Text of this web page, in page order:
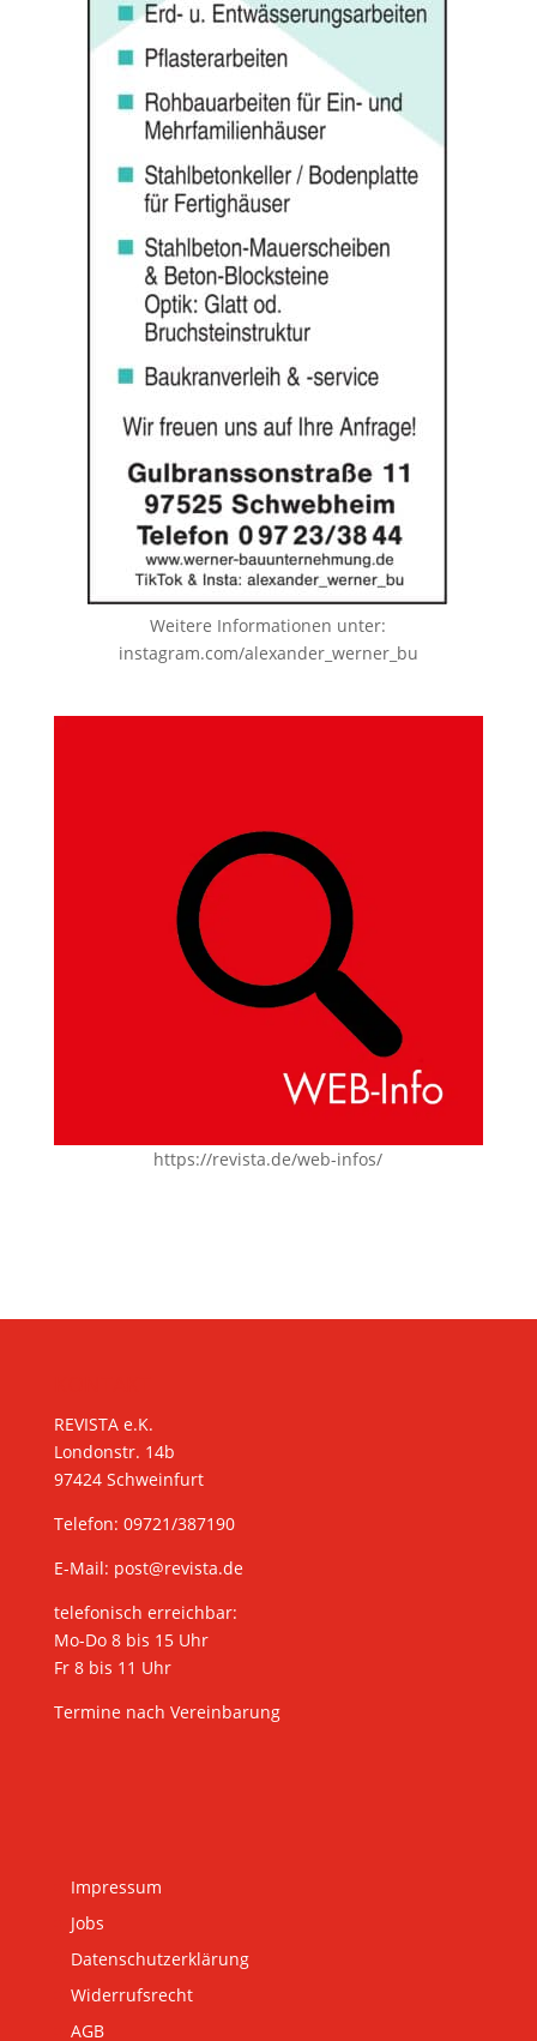
Weitere Informationen unter:
instagram.com/alexander_werner_bu
https://revista.de/web-infos/
REVISTA e.K.
Londonstr. 14b
97424 Schweinfurt
Telefon: 09721/387190
E-Mail: post@revista.de
telefonisch erreichbar:
Mo-Do 8 bis 15 Uhr
Fr 8 bis 11 Uhr
Termine nach Vereinbarung
Impressum
Jobs
Datenschutzerklärung
Widerrufsrecht
AGB